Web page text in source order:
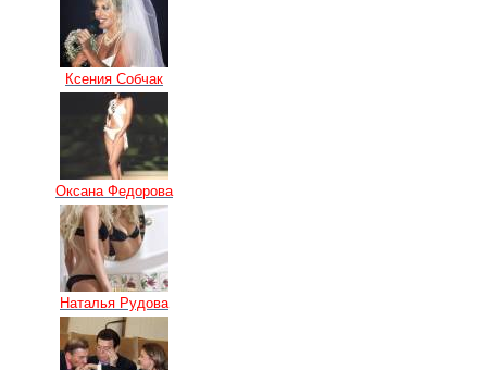
Ксения Собчак
Оксана Федорова
Наталья Рудова